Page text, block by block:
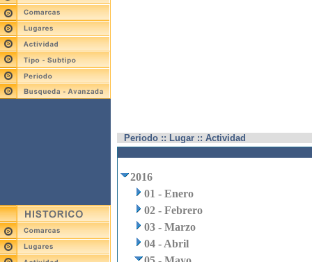
Periodo :: Lugar :: Actividad
2016
01 - Enero
02 - Febrero
03 - Marzo
04 - Abril